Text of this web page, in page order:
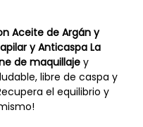
Aceite de Argán y
y Anticaspa La
de maquillajey
libre de caspa y
el equilibrio y